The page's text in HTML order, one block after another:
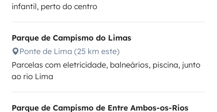
infantil, perto do centro
Parque de Campismo do Limas
Ponte de Lima (25 km este)
Parcelas com eletricidade, balneários, piscina, junto
ao rio Lima
Parque de Campismo de Entre Ambos-os-Rios